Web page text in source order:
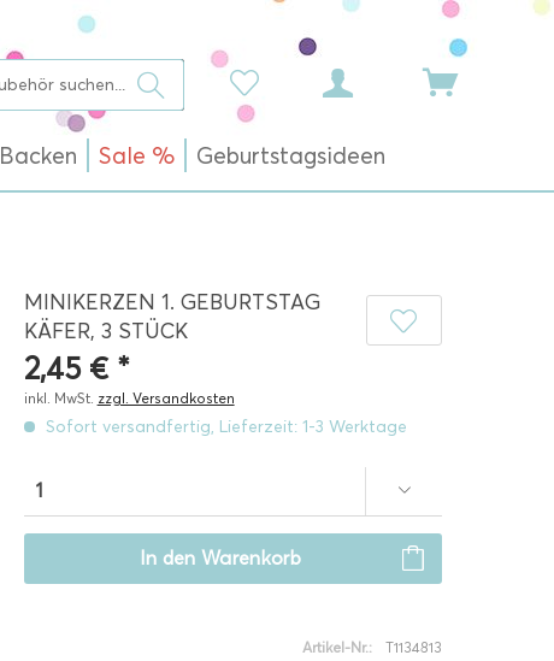
Backen Sale % Geburtstagsideen
MINIKERZEN 1. GEBURTSTAG
KÄFER, 3 STÜCK
2,45 € *
inkl. MwSt. zzgl. Versandkosten
Sofort versandfertig, Lieferzeit: 1-3 Werktage
In den Warenkorb
Artikel-Nr.:
T1134813